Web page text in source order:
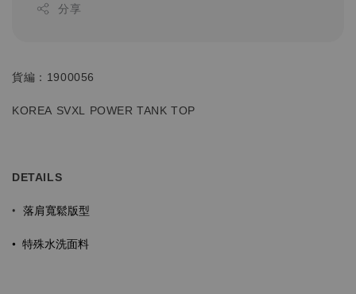
分享
貨編：1900056
KOREA SVXL POWER TANK TOP
DETAILS
• 落肩寬鬆版型
• 特殊水洗面料